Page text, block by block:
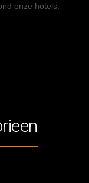
onze hotels.